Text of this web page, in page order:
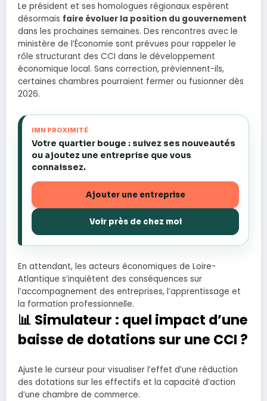
Le président et ses homologues régionaux espèrent
désormais faire évoluer la position du gouvernement
dans les prochaines semaines. Des rencontres avec le
ministère de l’Économie sont prévues pour rappeler le
rôle structurant des CCI dans le développement
économique local. Sans correction, préviennent-ils,
certaines chambres pourraient fermer ou fusionner dès
2026.
IMN PROXIMITÉ
Votre quartier bouge : suivez ses nouveautés
ou ajoutez une entreprise que vous
connaissez.
Ajouter une entreprise
Voir près de chez moi
En attendant, les acteurs économiques de Loire-
Atlantique s’inquiètent des conséquences sur
l’accompagnement des entreprises, l’apprentissage et
la formation professionnelle.
📊 Simulateur : quel impact d’une
baisse de dotations sur une CCI ?
Ajuste le curseur pour visualiser l’effet d’une réduction
des dotations sur les effectifs et la capacité d’action
d’une chambre de commerce.